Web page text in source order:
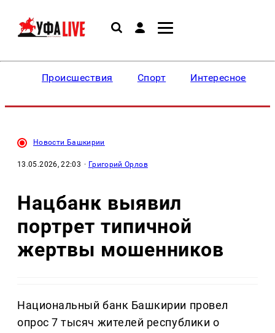
Происшествия Спорт Интересное
Новости Башкирии
13.05.2026, 22:03 · Григорий Орлов
Нацбанк выявил
портрет типичной
жертвы мошенников
Национальный банк Башкирии провел
опрос 7 тысяч жителей республики о